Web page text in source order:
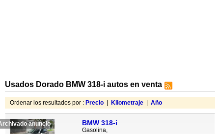
Usados Dorado BMW 318-i autos en venta
Ordenar los resultados por : Precio Kilometraje Año
anuncio BMW 318-i
Gasolina,